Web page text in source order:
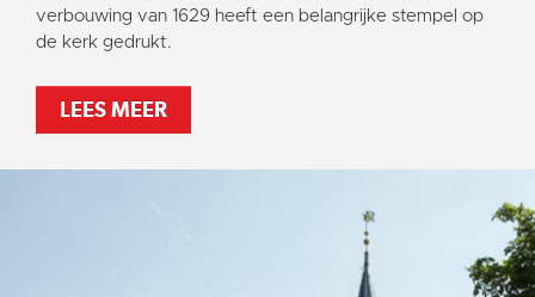
Omgeving
Activiteiten
Steun ons
Contact
Vaktaal
verbouwing van 1629 heeft een belangrijke stempel op
de kerk gedrukt.
LEES MEER